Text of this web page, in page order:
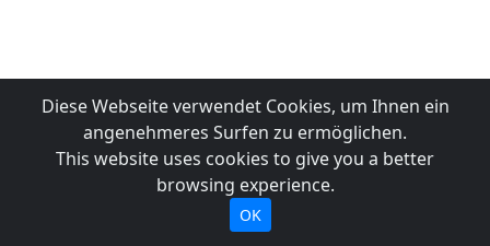
Diese Webseite verwendet Cookies, um Ihnen ein
angenehmeres Surfen zu ermöglichen.
This website uses cookies to give you a better
browsing experience.
OK